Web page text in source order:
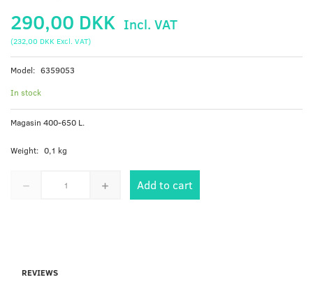
290,00 DKK Incl. VAT
(232,00 DKK Excl. VAT)
Model: 6359053
In stock
Magasin 400-650 L.
Weight: 0,1 kg
Add to cart
REVIEWS